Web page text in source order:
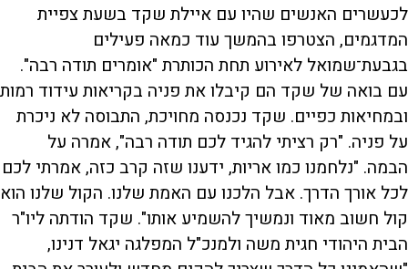
לכעשרים האנשים שהיו עם איילת שקד בשעת צפיית
המדגמים, הצטרפו בהמשך עוד כמאה פעילים
בגבעת־שמואל לאירוע תחת הכותרת "אומרים תודה רבה".
עם בואה של שקד הם קיבלו את פניה בקריאות עידוד רמות
ובמחיאות כפיים. שקד נכנסה מחויכת, התבוסה לא ניכרת
על פניה. "רק רציתי להגיד לכם תודה רבה", אמרה על
הבמה. "נלחמנו כמו אריות, ידענו שזה קרב כזה, אמרתי לכם
לכל אורך הדרך. אבל הלכנו עם האמת שלנו. הקול שלנו הוא
קול חשוב מאוד ונמשיך להשמיע אותו". שקד הודתה ליו"ר
הבית היהודי חגית משה ולמנכ"ל המפלגה יגאל דנינו,